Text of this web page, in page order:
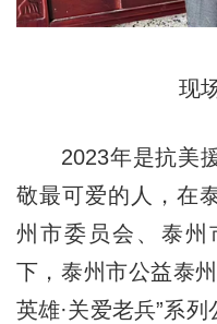
现
2023年是抗美援
敬最可爱的人，在
州市委员会、泰州
下，泰州市公益泰
英雄·关爱老兵”系